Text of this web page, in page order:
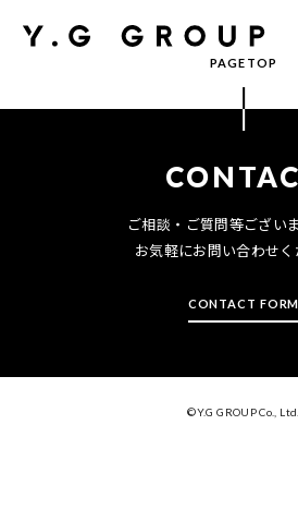
PAGETOP
ご相談・ご質問等ござい
お気軽にお問い合わせく
CONTACT FORM
©Y.G GROUP Co., Ltd.